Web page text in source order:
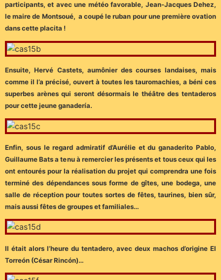
participants, et avec une météo favorable, Jean-Jacques Dehez,
le maire de Montsoué, a coupé le ruban pour une première ovation
dans cette placita !
Ensuite, Hervé Castets, aumônier des courses landaises, mais
comme il l’a précisé, ouvert à toutes les tauromachies, a béni ces
superbes arènes qui seront désormais le théâtre des tentaderos
pour cette jeune ganadería.
Enfin, sous le regard admiratif d’Aurélie et du ganaderito Pablo,
Guillaume Bats a tenu à remercier les présents et tous ceux qui les
ont entourés pour la réalisation du projet qui comprendra une fois
terminé des dépendances sous forme de gîtes, une bodega, une
salle de réception pour toutes sortes de fêtes, taurines, bien sûr,
mais aussi fêtes de groupes et familiales…
Il était alors l’heure du tentadero, avec deux machos d’origine El
Torreón (César Rincón)…